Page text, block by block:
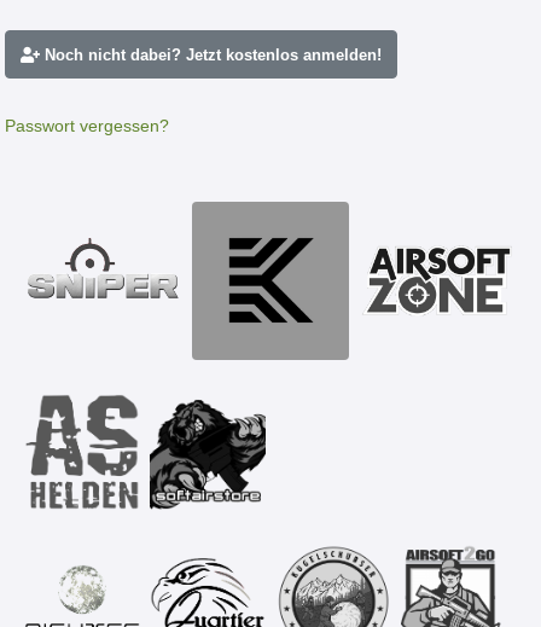
Noch nicht dabei? Jetzt kostenlos anmelden!
Passwort vergessen?